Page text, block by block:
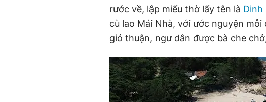
rước về, lập miếu thờ lấy tên là Dinh
cù lao Mái Nhà, với ước nguyện
gió thuận, ngư dân được bà che